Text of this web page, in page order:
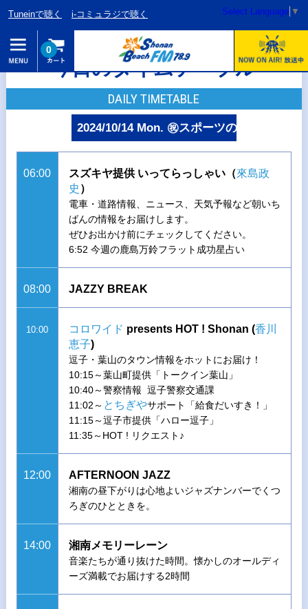
Tuneinで聴く i-コミュラジで聴く Select Language ▼
0
今日のタイムテーブル
DAILY TIMETABLE
2024/10/14 Mon. ㊗スポーツの日
06:00 スズキヤ提供 いってらっしゃい（來島政
史 ）
電車・道路情報、ニュース、天気予報など朝いち
ばんの情報をお届けします。
ぜひお出かけ前にチェックしてください。
6:52 今週の鹿島万鈴フラット成功星占い
08:00 JAZZY BREAK
10:00 コロワイド presents HOT ! Shonan (香川
恵子)
逗子・葉山のタウン情報をホットにお届け！
10:15～葉山町提供「トークイン葉山」
10:40～警察情報 逗子警察交通課
11:02～ とちぎやサポート「給食だいすき！」
11:15～逗子市提供「ハロー逗子」
11:35～HOT ! リクエスト♪
12:00 AFTERNOON JAZZ
湘南の昼下がりは心地よいジャズナンバーでくつ
ろぎのひとときを。
14:00 湘南メモリーレーン
音楽たちが通り抜けた時間。懐かしのオールディ
ーズ満載でお届けする2時間